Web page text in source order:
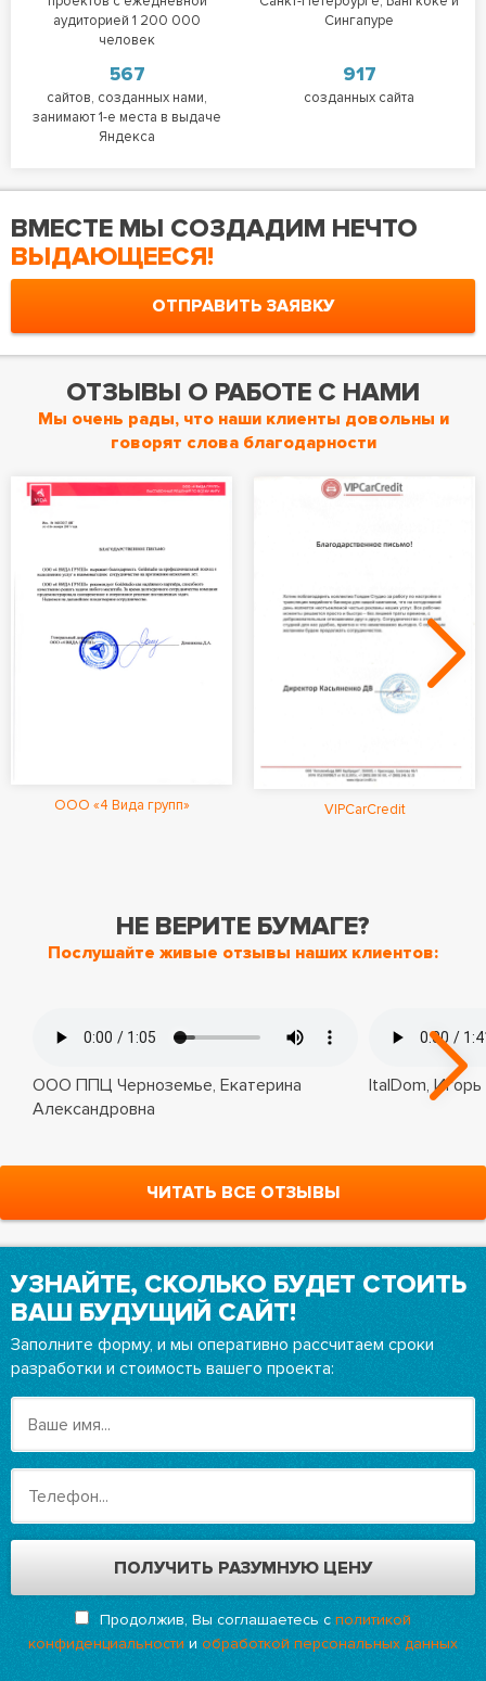
аудиторией 1 200 000
человек
Сингапуре
567
сайтов, созданных нами,
занимают 1-е места в выдаче
Яндекса
917
созданных сайта
ВМЕСТЕ МЫ СОЗДАДИМ НЕЧТО
ВЫДАЮЩЕЕСЯ!
ОТПРАВИТЬ ЗАЯВКУ
ОТЗЫВЫ О РАБОТЕ С НАМИ
Мы очень рады, что наши клиенты довольны и
говорят слова благодарности
ООО «4 Вида групп» VIPCarCredit
НЕ ВЕРИТЕ БУМАГЕ?
Послушайте живые отзывы наших клиентов:
ООО ППЦ Черноземье, Екатерина
Александровна
ItalDom, Игорь
ЧИТАТЬ ВСЕ ОТЗЫВЫ
УЗНАЙТЕ, СКОЛЬКО БУДЕТ СТОИТЬ
ВАШ БУДУЩИЙ САЙТ!
Заполните форму, и мы оперативно рассчитаем сроки
разработки и стоимость вашего проекта:
Продолжив, Вы соглашаетесь с политикой
конфиденциальности и обработкой персональных данных